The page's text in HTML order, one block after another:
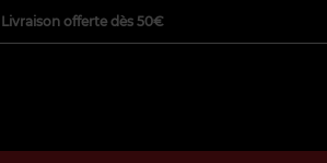
Livraison offerte dès 50€